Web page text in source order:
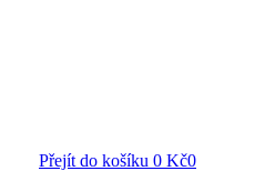
Přejít do košíku 0 Kč0